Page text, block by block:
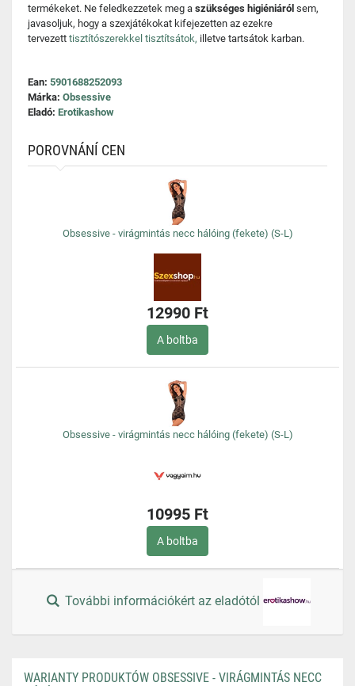
termékeket. Ne feledkezzetek meg a szükséges higiéniáról sem,
javasoljuk, hogy a szexjátékokat kifejezetten az ezekre
tervezett tisztítószerekkel tisztítsátok, illetve tartsátok karban.
Ean: 5901688252093
Márka: Obsessive
Eladó: Erotikashow
POROVNÁNÍ CEN
Obsessive - virágmintás necc hálóing (fekete) (S-L)
12990 Ft
A boltba
Obsessive - virágmintás necc hálóing (fekete) (S-L)
10995 Ft
A boltba
További információkért az eladótól
WARIANTY PRODUKTÓW OBSESSIVE - VIRÁGMINTÁS NECC